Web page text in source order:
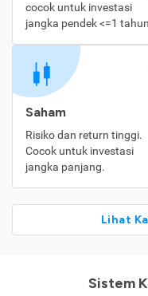
cocok untuk investasi
jangka pendek <=1
Saham
Risiko dan return tinggi.
Cocok untuk investasi
jangka panjang.
Lihat
Sistem